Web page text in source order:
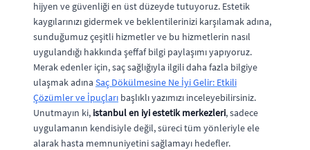
hijyen ve güvenliği en üst düzeyde tutuyoruz. Estetik
kaygılarınızı gidermek ve beklentilerinizi karşılamak adına,
sunduğumuz çeşitli hizmetler ve bu hizmetlerin nasıl
uygulandığı hakkında şeffaf bilgi paylaşımı yapıyoruz.
Merak edenler için, saç sağlığıyla ilgili daha fazla bilgiye
ulaşmak adına Saç Dökülmesine Ne İyi Gelir: Etkili
Çözümler ve İpuçları başlıklı yazımızı inceleyebilirsiniz.
Unutmayın ki, istanbul en iyi estetik merkezleri, sadece
uygulamanın kendisiyle değil, süreci tüm yönleriyle ele
alarak hasta memnuniyetini sağlamayı hedefler.